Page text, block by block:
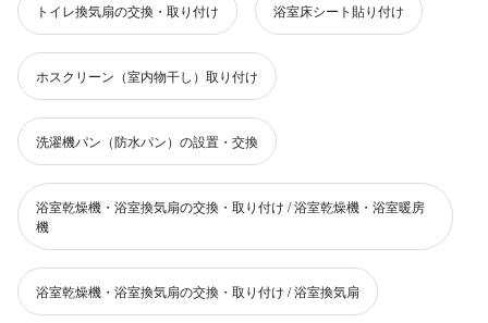
トイレ換気扇の交換・取り付け 浴室床シート貼り付け
ホスクリーン（室内物干し）取り付け
洗濯機パン（防水パン）の設置・交換
浴室乾燥機・浴室換気扇の交換・取り付け / 浴室乾燥機・浴室暖房
機
浴室乾燥機・浴室換気扇の交換・取り付け / 浴室換気扇